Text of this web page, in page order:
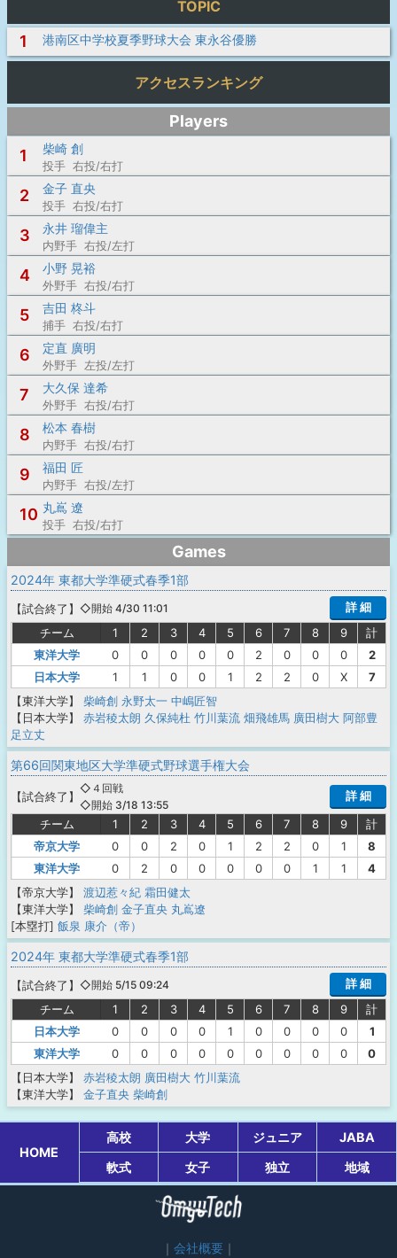
TOPIC
1 港南区中学校夏季野球大会 東永谷優勝
アクセスランキング
Players
1
柴崎 創
投手 右投/右打
2 金子 直央
投手 右投/右打
3 永井 瑠偉主
内野手 右投/左打
4 小野 晃裕
外野手 右投/右打
5 吉田 柊斗
捕手 右投/右打
6 定直 廣明
外野手 左投/左打
7 大久保 達希
外野手 右投/右打
8 松本 春樹
内野手 右投/右打
9 福田 匠
内野手 右投/左打
10 丸嶌 遼
投手 右投/右打
Games
2024年 東都大学準硬式春季1部
【試合終了 】 ◇開始 4/30 11:01
詳 細
チーム
1 2 3 4 5 6 7 8 9
計
東洋大学
0 0 0 0 0 2 0 0 0
2
日本大学
1 1 0 0 1 2 2 0 X
7
【東洋大学】
柴崎創 永野太一 中嶋匠智
【日本大学】
赤岩稜太朗 久保純杜 竹川葉流 畑飛雄馬 廣田樹大 阿部豊
足立丈
第66回関東地区大学準硬式野球選手権大会
【試合終了 】
◇４回戦
◇開始 3/18 13:55
詳 細
チーム 1 2 3 4 5 6 7 8 9
計
帝京大学
0 0 2 0 1 2 2 0 1
8
東洋大学
0 2 0 0 0 0 0 1 1
4
【帝京大学】
渡辺惹々紀 霜田健太
【東洋大学】
柴崎創 金子直央 丸嶌遼
[本塁打] 飯泉 康介（帝）
2024年 東都大学準硬式春季1部
【試合終了 】 ◇開始 5/15 09:24
詳 細
チーム
1 2 3 4 5 6 7 8 9
計
日本大学
0 0 0 0 1 0 0 0 0
1
東洋大学
0 0 0 0 0 0 0 0 0
0
【日本大学】
赤岩稜太朗 廣田樹大 竹川葉流
【東洋大学】
金子直央 柴崎創
HOME
高校 大学 ジュニア
JABA
軟式
女子 独立 地域
会社概要